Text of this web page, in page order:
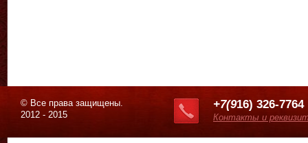
© Все права защищены.
2012 - 2015
+7(916) 326-7764
Контакты и